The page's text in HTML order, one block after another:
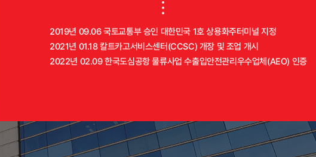
2019년 09.06 국토교통부 승인 대한민국 1호 상용화주터미널 지정
2021년 01.18 칼트카고서비스센터(CCSC) 개장 및 조업 개시
2022년 02.09 한국도심공항 물류사업 수출입안전관리우수업체(AEO) 인증